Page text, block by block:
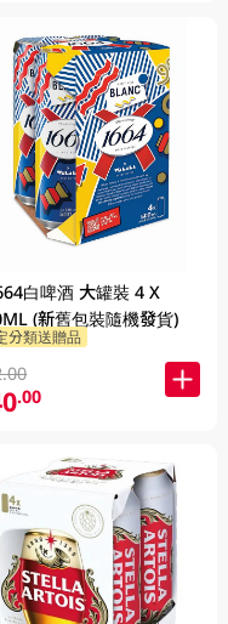
白啤酒 大罐裝 4 X
(新舊包裝隨機發貨)
分類送贈品
.00